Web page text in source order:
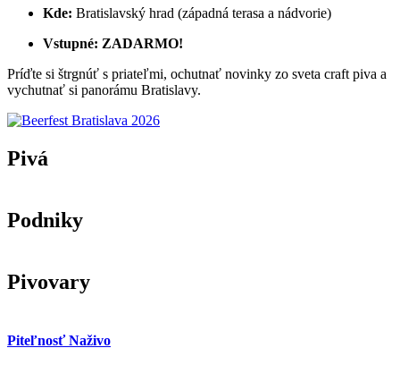
Kde: Bratislavský hrad (západná terasa a nádvorie)
Vstupné: ZADARMO!
Príďte si štrgnúť s priateľmi, ochutnať novinky zo sveta craft piva a
vychutnať si panorámu Bratislavy.
Pivá
Podniky
Pivovary
Piteľnosť Naživo